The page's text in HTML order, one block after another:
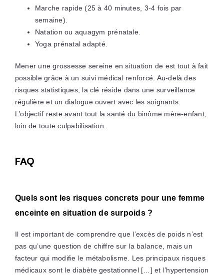
Marche rapide (25 à 40 minutes, 3-4 fois par
semaine).
Natation ou aquagym prénatale.
Yoga prénatal adapté.
Mener une grossesse sereine en situation de est tout à fait
possible grâce à un suivi médical renforcé. Au-delà des
risques statistiques, la clé réside dans une surveillance
régulière et un dialogue ouvert avec les soignants.
L’objectif reste avant tout la santé du binôme mère-enfant,
loin de toute culpabilisation.
FAQ
Quels sont les risques concrets pour une femme
enceinte en situation de surpoids ?
Il est important de comprendre que l’excès de poids n’est
pas qu’une question de chiffre sur la balance, mais un
facteur qui modifie le métabolisme. Les principaux risques
médicaux sont le diabète gestationnel […] et l’hypertension